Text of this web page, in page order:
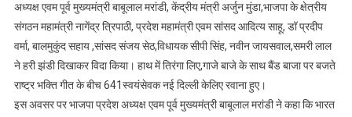
अध्यक्ष एवम पूर्व मुख्यमंत्री बाबूलाल मरांडी, केंद्रीय मंत्री अर्जुन मुंडा,भाजपा के क्षेत्रीय
संगठन महामंत्री नागेंद्र त्रिपाठी, प्रदेश महामंत्री एवम सांसद आदित्य साहू, डॉ प्रदीप
वर्मा, बालमुकुंद सहाय ,सांसद संजय सेठ,विधायक सीपी सिंह, नवीन जायसवाल,समरी लाल
ने हरी झंडी दिखाकर विदा किया। हाथ में तिरंगा लिए,गाजे बाजे के साथ बैंड बाजा पर बजते
राष्ट्र भक्ति गीत के बीच 641स्वयंसेवक नई दिल्ली केलिए रवाना हुए।
इस अवसर पर भाजपा प्रदेश अध्यक्ष एवम पूर्व मुख्यमंत्री बाबूलाल मरांडी ने कहा कि भारत